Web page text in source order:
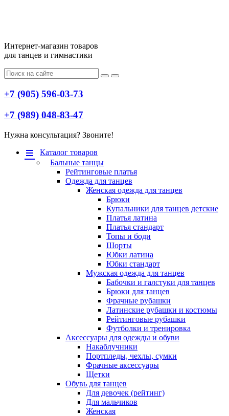
Интернет-магазин товаров
для танцев и гимнастики
+7 (905) 596-03-73
+7 (989) 048-83-47
Нужна консультация? Звоните!
Меню
Каталог товаров
Бальные танцы
Рейтинговые платья
Одежда для танцев
Женская одежда для танцев
Брюки
Купальники для танцев детские
Платья латина
Платья стандарт
Топы и боди
Шорты
Юбки латина
Юбки стандарт
Мужская одежда для танцев
Бабочки и галстуки для танцев
Брюки для танцев
Фрачные рубашки
Латинские рубашки и костюмы
Рейтинговые рубашки
Футболки и тренировка
Аксессуары для одежды и обуви
Накаблучники
Портпледы, чехлы, сумки
Фрачные аксессуары
Щетки
Обувь для танцев
Для девочек (рейтинг)
Для мальчиков
Женская